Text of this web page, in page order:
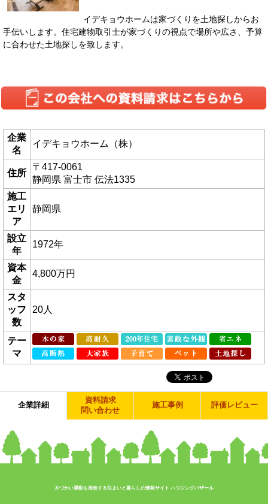
イデキョウホームは家づくりを土地探しからお
手伝いします。住宅建物取引士が家づくりの視点で場所や広さ、予算
に合わせた土地探しを致します。
企業
名
イデキョウホーム（株）
住所
〒417-0061
静岡県 富士市 伝法1335
施工
エリ
ア
静岡県
設立
年
1972年
資本
金
4,800万円
スタ
ッフ
数
20人
テー
マ
企業詳細
資料請求
問い合わせ
施工事例 評価レビュー
木づかい運動を推進する住まいと暮らしの情報サイト ハウジングバザール